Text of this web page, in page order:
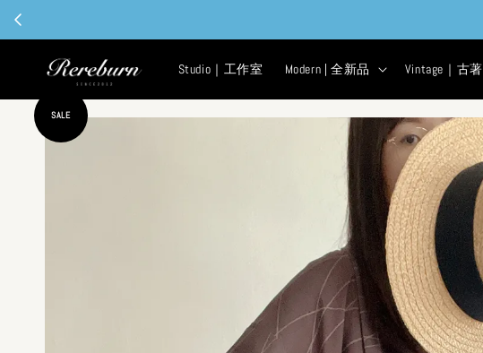
Studio｜工作室 Modern | 全新品 Vintage｜古著
SALE